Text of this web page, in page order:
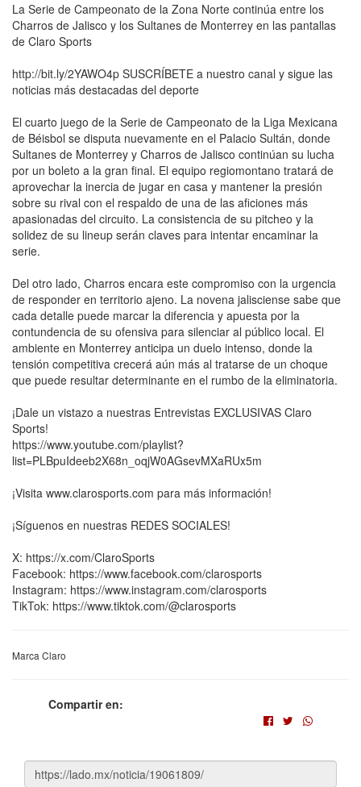
La Serie de Campeonato de la Zona Norte continúa entre los
Charros de Jalisco y los Sultanes de Monterrey en las pantallas
de Claro Sports
http://bit.ly/2YAWO4p SUSCRÍBETE a nuestro canal y sigue las
noticias más destacadas del deporte
El cuarto juego de la Serie de Campeonato de la Liga Mexicana
de Béisbol se disputa nuevamente en el Palacio Sultán, donde
Sultanes de Monterrey y Charros de Jalisco continúan su lucha
por un boleto a la gran final. El equipo regiomontano tratará de
aprovechar la inercia de jugar en casa y mantener la presión
sobre su rival con el respaldo de una de las aficiones más
apasionadas del circuito. La consistencia de su pitcheo y la
solidez de su lineup serán claves para intentar encaminar la
serie.
Del otro lado, Charros encara este compromiso con la urgencia
de responder en territorio ajeno. La novena jalisciense sabe que
cada detalle puede marcar la diferencia y apuesta por la
contundencia de su ofensiva para silenciar al público local. El
ambiente en Monterrey anticipa un duelo intenso, donde la
tensión competitiva crecerá aún más al tratarse de un choque
que puede resultar determinante en el rumbo de la eliminatoria.
¡Dale un vistazo a nuestras Entrevistas EXCLUSIVAS Claro
Sports!
https://www.youtube.com/playlist?
list=PLBpuIdeeb2X68n_oqjW0AGsevMXaRUx5m
¡Visita www.clarosports.com para más información!
¡Síguenos en nuestras REDES SOCIALES!
X: https://x.com/ClaroSports
Facebook: https://www.facebook.com/clarosports
Instagram: https://www.instagram.com/clarosports
TikTok: https://www.tiktok.com/@clarosports
Marca Claro
Compartir en: